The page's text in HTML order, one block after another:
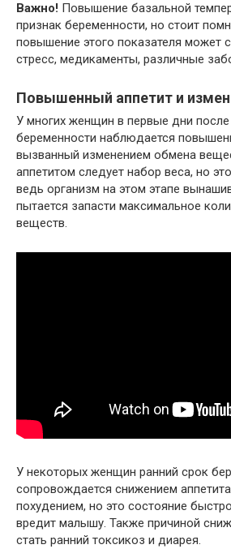
Важно! Повышение базальной
признак беременности, но стоит
повышение этого показателя может
стресс, медикаменты, различные
Повышенный аппетит и
У многих женщин в первые дни после
беременности наблюдается
вызванный изменением обмена
аппетитом следует набор веса, но
ведь организм на этом этапе
пытается запасти максимальное
веществ.
У некоторых женщин ранний срок
сопровождается снижением
похудением, но это состояние
вредит малышу. Также причиной
стать ранний токсикоз и диарея.